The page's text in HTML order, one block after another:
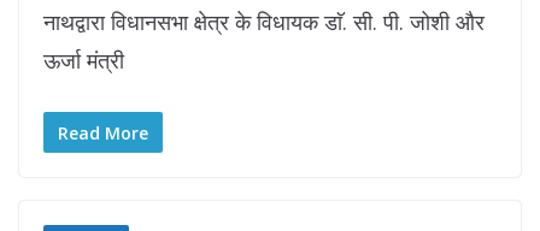
नाथद्वारा विधानसभा क्षेत्र के विधायक डाॅ. सी. पी. जोशी और
ऊर्जा मंत्री
Read More